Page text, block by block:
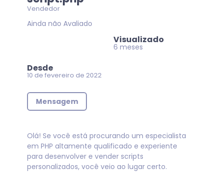
Vendedor
Ainda não Avaliado
Visualizado
6 meses
Desde
10 de fevereiro de 2022
Mensagem
Olá! Se você está procurando um especialista
em PHP altamente qualificado e experiente
para desenvolver e vender scripts
personalizados, você veio ao lugar certo.